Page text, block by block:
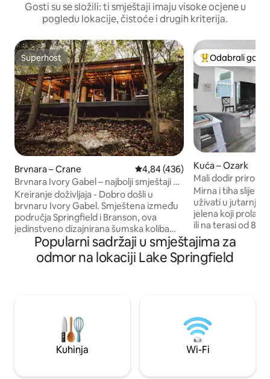
Gosti su se složili: ti smještaji imaju visoke ocjene u
pogledu lokacije, čistoće i drugih kriterija.
Superhost
Superhost
Brvnara – Crane Prosječna ocjena: 4,84/5,
4,84 (436)
Brvnara Ivory Gabel – najbolji smještaji na
Srednjem zapadu
Kreiranje doživljaja - Dobro došli u
brvnaru Ivory Gabel. Smještena između
područja Springfield i Branson, ova
jedinstveno dizajnirana šumska koliba
čeka vas. Istražite obližnje pješačke
staze i šetnice do tvrtke Finley & James
Co. Posebnost brvnare velik je
divljine planina Ozark. Otvoren je i
vodopad Lavender Falls! *TRIP 101
NAGRAĐIVANA ZA NAJBOLJU
BRVNARU NA OSAMI
Među najviše
Odabrali gosti
Kuća – Ozark
Mali dodir prirode
Mirna i tiha
uživati u jutarnjim
jelena koji
ili na terasi od 8' x 42'. Čini se
usred „ništavila”,
na samo 30
minuta od Springfielda. Samo
i bar s kavom.
osobe i 2 djece ILI
Popularni sadržaji u smještajima za
odmor na lokaciji Lake Springfield
Kuhinja Wi-Fi